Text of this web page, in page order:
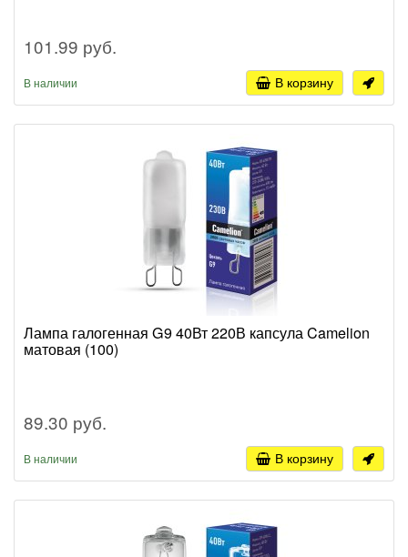
101.99 руб.
В наличии В корзину
Лампа галогенная G9 40Вт 220В капсула Camelion
матовая (100)
89.30 руб.
В наличии В корзину